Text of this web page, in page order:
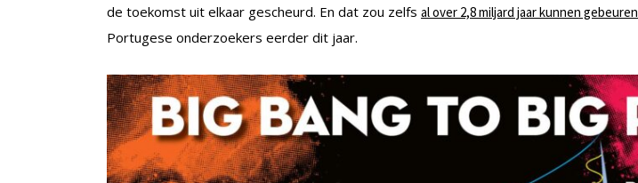
de toekomst uit elkaar gescheurd. En dat zou zelfs al over 2,8 miljard jaar kunnen gebeuren
Portugese onderzoekers eerder dit jaar.